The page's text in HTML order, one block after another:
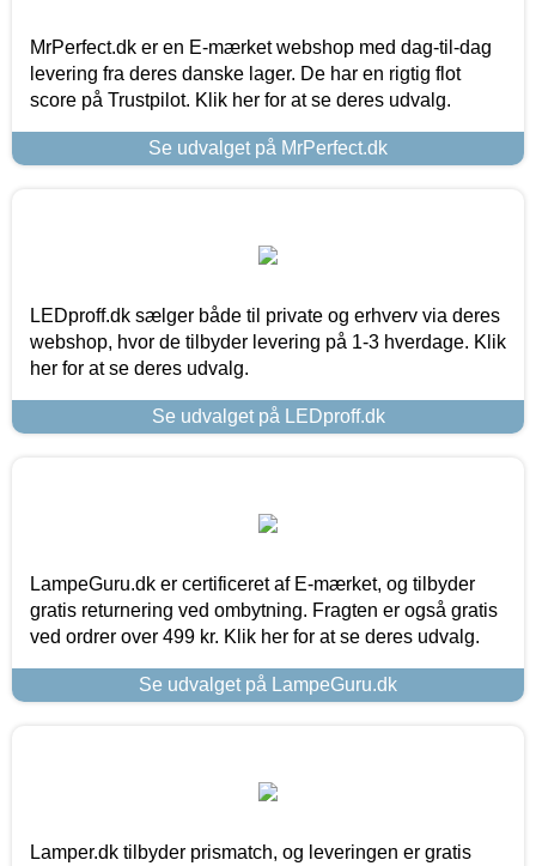
MrPerfect.dk er en E-mærket webshop med dag-til-dag
levering fra deres danske lager. De har en rigtig flot
score på Trustpilot. Klik her for at se deres udvalg.
Se udvalget på MrPerfect.dk
LEDproff.dk sælger både til private og erhverv via deres
webshop, hvor de tilbyder levering på 1-3 hverdage. Klik
her for at se deres udvalg.
Se udvalget på LEDproff.dk
LampeGuru.dk er certificeret af E-mærket, og tilbyder
gratis returnering ved ombytning. Fragten er også gratis
ved ordrer over 499 kr. Klik her for at se deres udvalg.
Se udvalget på LampeGuru.dk
Lamper.dk tilbyder prismatch, og leveringen er gratis